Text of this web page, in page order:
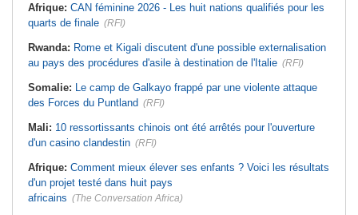
Afrique: CAN féminine 2026 - Les huit nations qualifiés pour les
quarts de finale (RFI)
Rwanda: Rome et Kigali discutent d'une possible externalisation
au pays des procédures d'asile à destination de l'Italie (RFI)
Somalie: Le camp de Galkayo frappé par une violente attaque
des Forces du Puntland (RFI)
Mali: 10 ressortissants chinois ont été arrêtés pour l'ouverture
d'un casino clandestin (RFI)
Afrique: Comment mieux élever ses enfants ? Voici les résultats
d'un projet testé dans huit pays
africains (The Conversation Africa)